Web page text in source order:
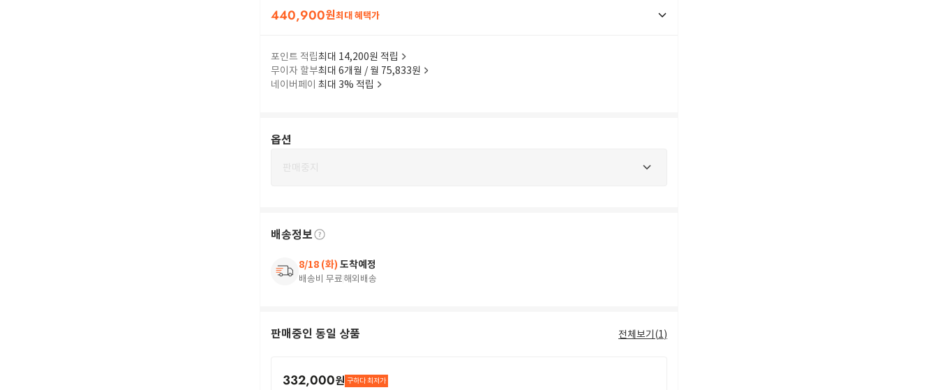
440,900원최대 혜택가
포인트 적립최대 14,200원 적립
무이자 할부최대 6개월 / 월 75,833원
네이버페이 최대 3% 적립
옵션
판매중지
배송정보
8/18 (화) 도착예정
배송비 무료해외배송
판매중인 동일 상품 전체보기(1)
332,000원 구하다 최저가